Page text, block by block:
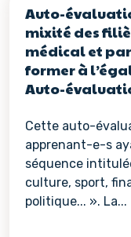
Auto-
mixité des
médical et
former à
Auto-
Cette auto-
apprenant-e-s
séquence
culture, sport,
politique... ». La...